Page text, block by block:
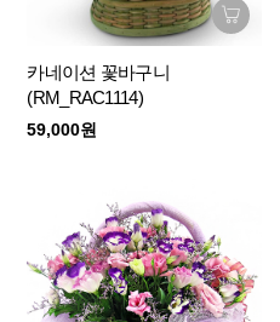
카네이션 꽃바구니
(RM_RAC1114)
59,000원